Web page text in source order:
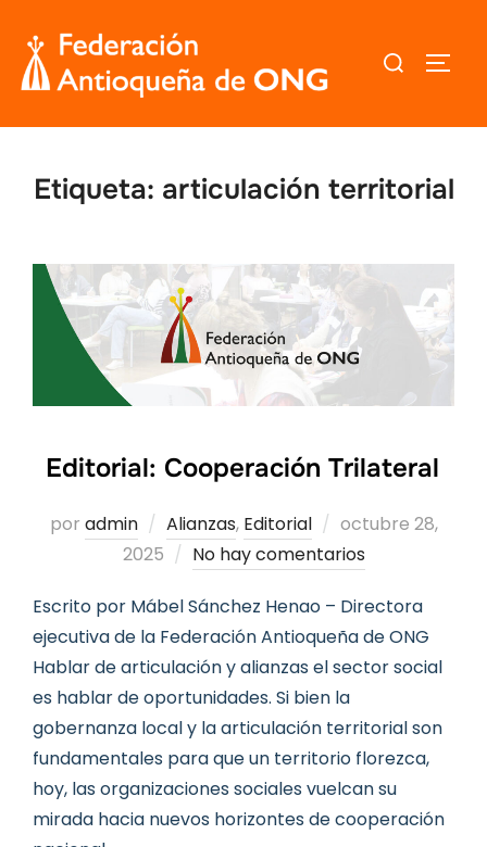
contenido
Buscar:
Etiqueta: articulación territorial
Editorial: Cooperación Trilateral
por admin Alianzas, Editorial
Publicado
el
octubre 28,
2025
No hay comentarios
Escrito por Mábel Sánchez Henao – Directora
ejecutiva de la Federación Antioqueña de ONG
Hablar de articulación y alianzas el sector social
es hablar de oportunidades. Si bien la
gobernanza local y la articulación territorial son
fundamentales para que un territorio florezca,
hoy, las organizaciones sociales vuelcan su
mirada hacia nuevos horizontes de cooperación